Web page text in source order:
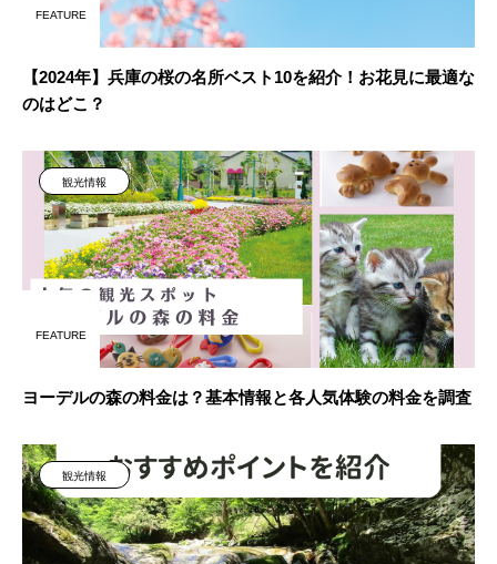
FEATURE
【2024年】兵庫の桜の名所ベスト10を紹介！お花見に最適な
のはどこ？
観光情報
FEATURE
ヨーデルの森の料金は？基本情報と各人気体験の料金を調査
観光情報